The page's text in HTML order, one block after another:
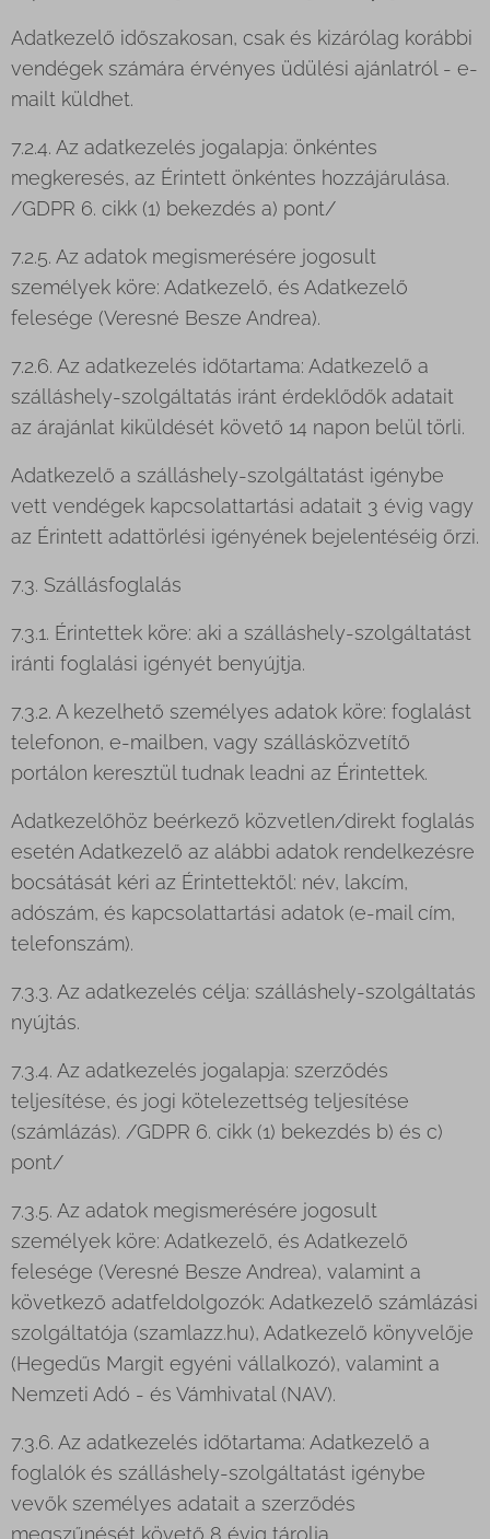
Adatkezelő időszakosan, csak és kizárólag korábbi
vendégek számára érvényes üdülési ajánlatról - e-
mailt küldhet.
7.2.4. Az adatkezelés jogalapja: önkéntes
megkeresés, az Érintett önkéntes hozzájárulása.
/GDPR 6. cikk (1) bekezdés a) pont/
7.2.5. Az adatok megismerésére jogosult
személyek köre: Adatkezelő, és Adatkezelő
felesége (Veresné Besze Andrea).
7.2.6. Az adatkezelés időtartama: Adatkezelő a
szálláshely-szolgáltatás iránt érdeklődők adatait
az árajánlat kiküldését követő 14 napon belül törli.
Adatkezelő a szálláshely-szolgáltatást igénybe
vett vendégek kapcsolattartási adatait 3 évig vagy
az Érintett adattörlési igényének bejelentéséig őrzi.
7.3. Szállásfoglalás
7.3.1. Érintettek köre: aki a szálláshely-szolgáltatást
iránti foglalási igényét benyújtja.
7.3.2. A kezelhető személyes adatok köre: foglalást
telefonon, e-mailben, vagy szállásközvetítő
portálon keresztül tudnak leadni az Érintettek.
Adatkezelőhöz beérkező közvetlen/direkt foglalás
esetén Adatkezelő az alábbi adatok rendelkezésre
bocsátását kéri az Érintettektől: név, lakcím,
adószám, és kapcsolattartási adatok (e-mail cím,
telefonszám).
7.3.3. Az adatkezelés célja: szálláshely-szolgáltatás
nyújtás.
7.3.4. Az adatkezelés jogalapja: szerződés
teljesítése, és jogi kötelezettség teljesítése
(számlázás). /GDPR 6. cikk (1) bekezdés b) és c)
pont/
7.3.5. Az adatok megismerésére jogosult
személyek köre: Adatkezelő, és Adatkezelő
felesége (Veresné Besze Andrea), valamint a
következő adatfeldolgozók: Adatkezelő számlázási
szolgáltatója (szamlazz.hu), Adatkezelő könyvelője
(Hegedűs Margit egyéni vállalkozó), valamint a
Nemzeti Adó - és Vámhivatal (NAV).
7.3.6. Az adatkezelés időtartama: Adatkezelő a
foglalók és szálláshely-szolgáltatást igénybe
vevők személyes adatait a szerződés
megszűnését követő 8 évig tárolja.